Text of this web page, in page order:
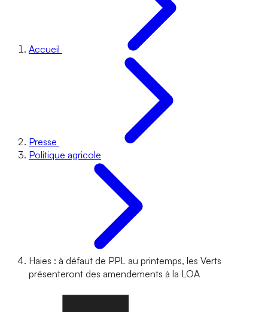
Accueil
Presse
Politique agricole
Haies : à défaut de PPL au printemps, les Verts
présenteront des amendements à la LOA